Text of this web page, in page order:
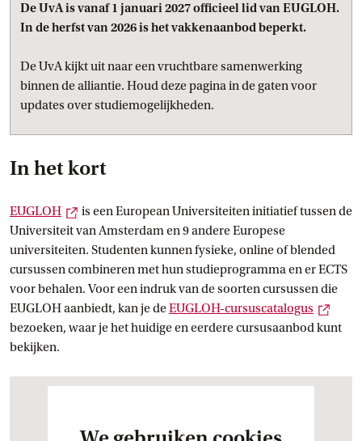
De UvA is vanaf 1 januari 2027 officieel lid van EUGLOH.
In de herfst van 2026 is het vakkenaanbod beperkt.
De UvA kijkt uit naar een vruchtbare samenwerking
binnen de alliantie. Houd deze pagina in de gaten voor
updates over studiemogelijkheden.
In het kort
EUGLOH Externe link
is een European Universiteiten initiatief tussen de
Universiteit van Amsterdam en 9 andere Europese
universiteiten. Studenten kunnen fysieke, online of blended
cursussen combineren met hun studieprogramma en er ECTS
voor behalen. Voor een indruk van de soorten cursussen die
EUGLOH aanbiedt, kan je deEUGLOH-cursuscatalogus
bezoeken, waar je het huidige en eerdere cursusaanbod kunt
bekijken.